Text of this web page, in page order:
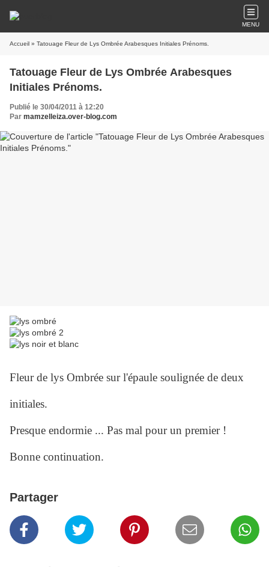
MENU
Accueil » Tatouage Fleur de Lys Ombrée Arabesques Initiales Prénoms.
Tatouage Fleur de Lys Ombrée Arabesques
Initiales Prénoms.
Publié le 30/04/2011 à 12:20
Par mamzelleiza.over-blog.com
Fleur de lys Ombrée sur l'épaule soulignée de deux
initiales.
Presque endormie ... Pas mal pour un premier !
Bonne continuation.
Partager